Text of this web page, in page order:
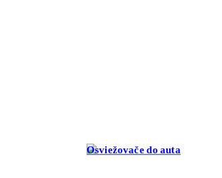
Osviežovače do auta